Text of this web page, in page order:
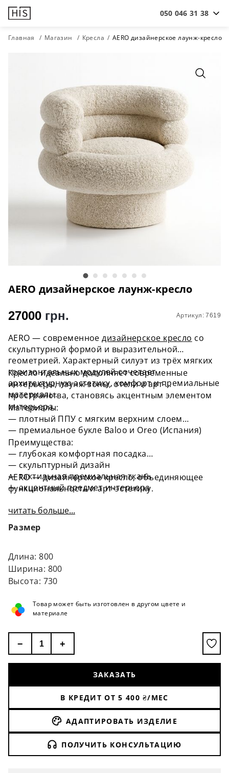
050 046 31 38
Главная Магазин Кресла AERO дизайнерское лаунж-кресло
AERO дизайнерское лаунж-кресло
Артикул: 7619
27000 грн.
AERO — современноедизайнерское кресло со
скульптурной формой и выразительной
геометрией. Характерный силуэт из трёх мягких
горизонтальных модулей сочетает
архитектурную эстетику, комфорт и премиальные
материалы.
Кресло идеально дополняет современные
интерьеры, лаунж-зоны, отели и арт-
пространства, становясь акцентным элементом
интерьера.
Материалы:
— плотный ППУ с мягким верхним слоем
— премиальное букле Baloo и Oreo (Испания)
Преимущества:
— глубокая комфортная посадка
— скульптурный дизайн
— тактильная премиальная ткань
— акцентный предмет интерьера
AERO — дизайнерское кресло, объединяющее
функциональность и арт-эстетику.
читать больше...
Размер
Длина: 800
Ширина: 800
Высота: 730
Товар может быть изготовлен в другом цвете и
материале
− +
ЗАКАЗАТЬ
В КРЕДИТ ОТ 5 400 ₴/МЕС
АДАПТИРОВАТЬ ИЗДЕЛИЕ
ПОЛУЧИТЬ КОНСУЛЬТАЦИЮ